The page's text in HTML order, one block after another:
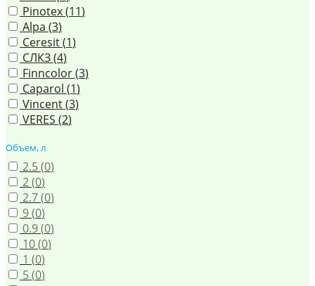
Pinotex (11)
Alpa (3)
Ceresit (1)
СЛКЗ (4)
Finncolor (3)
Caparol (1)
Vincent (3)
VERES (2)
Объем, л
2.5 (0)
2 (0)
2.7 (0)
9 (0)
0.9 (0)
10 (0)
1 (0)
5 (0)